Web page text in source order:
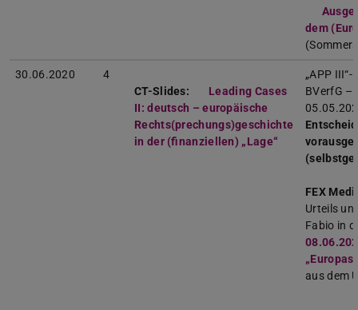
dem
30.06.2020
4
CT-Slides:
Leading Cases
II: deutsch – europäische
Rechts(prechungs)geschichte
in der (finanziellen) „Lage“ (PDF-Datei)
(wird in
„APP
BVerfG –
FEX
Urteils
Fabio in
aus dem